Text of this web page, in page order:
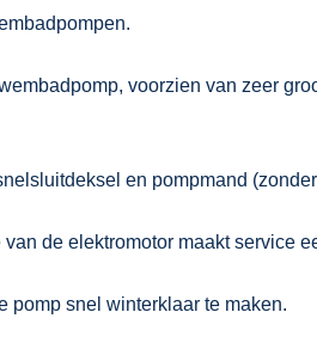
voorzien van zeer
en pompmand
de elektromotor maakt service
pomp snel winterklaar te maken.